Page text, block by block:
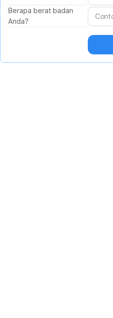
Berapa berat badan
Anda?